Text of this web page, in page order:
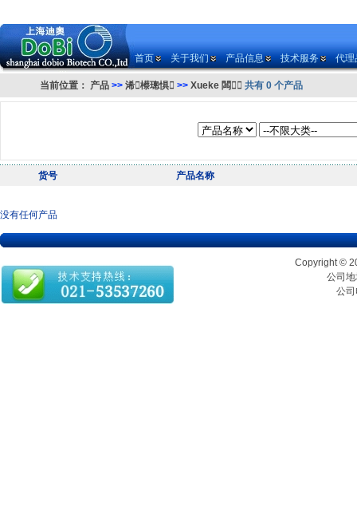
首页 关于我们 产品信息 技术服务 代理
当前位置： 产品 >> 浠櫒璁惧 >> Xueke 闆 共有 0 个产品
货号 产品名称
没有任何产品
Copyright ©
公司
公